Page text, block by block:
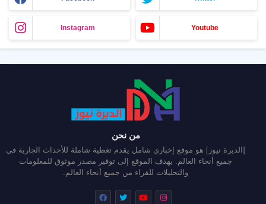
Instagram Youtube
من نحن
[الديرة نيوز] هو موقع إخباري شامل يقدم تغطية شاملة للأحداث الجارية في
جميع أنحاء العالم. يهدف الموقع إلى توفير مصدر موثوق للمعلومات
والتحليلات للقراء من جميع أنحاء العالم.